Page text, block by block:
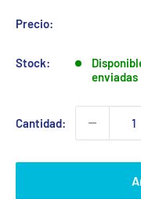
Precio:
Stock:
enviadas
Cantidad: